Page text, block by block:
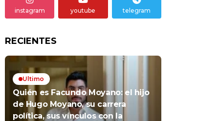
instagram youtube telegram
RECIENTES
Ultimo
Quién es Facundo Moyano: el hijo
de Hugo Moyano, su carrera
política, sus vínculos con la